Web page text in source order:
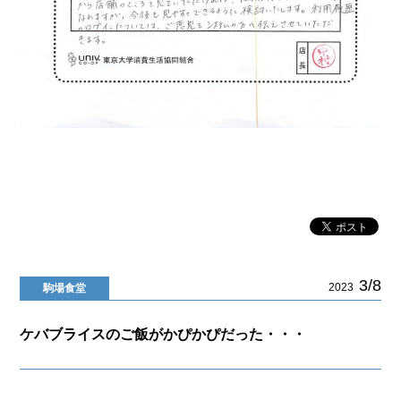
駒場食堂 2023 3/8
ケバブライスのご飯がかぴかぴだった・・・